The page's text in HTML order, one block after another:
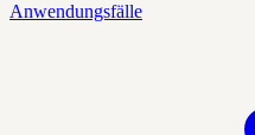
Anwendungsfälle